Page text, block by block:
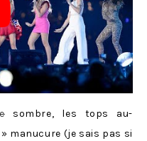
sombre, les tops au-
manucure (je sais pas si